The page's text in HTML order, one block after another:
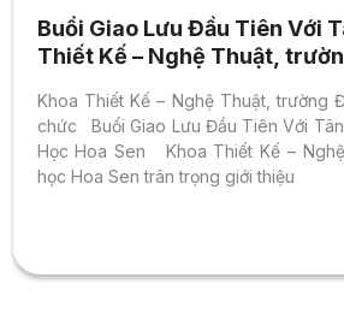
Buổi Giao Lưu Đầu Tiên Với
Thiết Kế – Nghệ Thuật,
Khoa Thiết Kế – Nghệ Thuật, trường
chức Buổi Giao Lưu Đầu Tiên Với
Học Hoa Sen Khoa Thiết Kế –
học Hoa Sen trân trọng giới thiệu